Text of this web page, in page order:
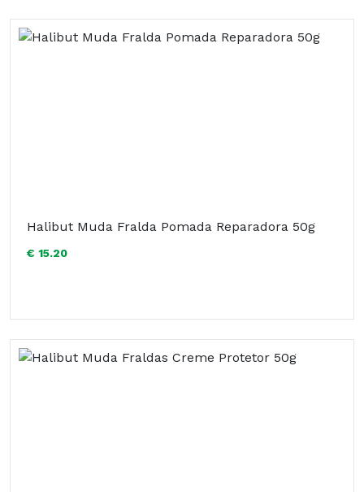
Halibut Muda Fralda Pomada Reparadora 50g
€ 15.20